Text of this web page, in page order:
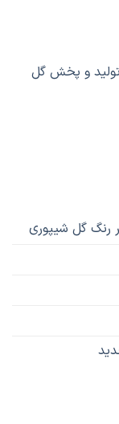
و پخش گل
رنگ گل شیپوری